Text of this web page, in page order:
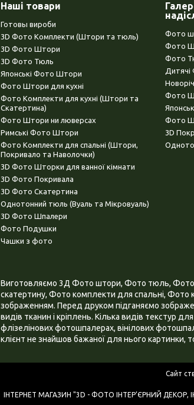
Наші товари
Готовы вироби
3D Фото Комплекти (Штори та тюль)
3D Фото Штори
3D Фото Тюль
Японські Фото Штори
Фото Штори для кухні
Фото Комплекти для кухні (Штори та
Скатертина)
Фото Штори ни люверсах
Римські Фото Штори
Фото Комплекти для спальні (Штори,
Покривало та Наволочки)
3D Фото Шторки для ванної кімнати
3D Фото Покривала
3D Фото Скатертина
Однотонний тюль (Вуаль та Мікровуаль)
3D Фото Шпалери
Фото Подушки
Чашки з фото
Фото
Фото
Фото
Фото
Фото
3D
Виготовляємо 3Д Фото штори, Фото тюль, Фото
скатертину, Фото комплекти для спальні, Фото
зображенням. Перед друком підганяємо
видів тканин і кріплень. Кілька видів текстур
флізелінових фотошпалерах, вінілових
клієнт не знайшов бажаної для нього картинки,
Сайт